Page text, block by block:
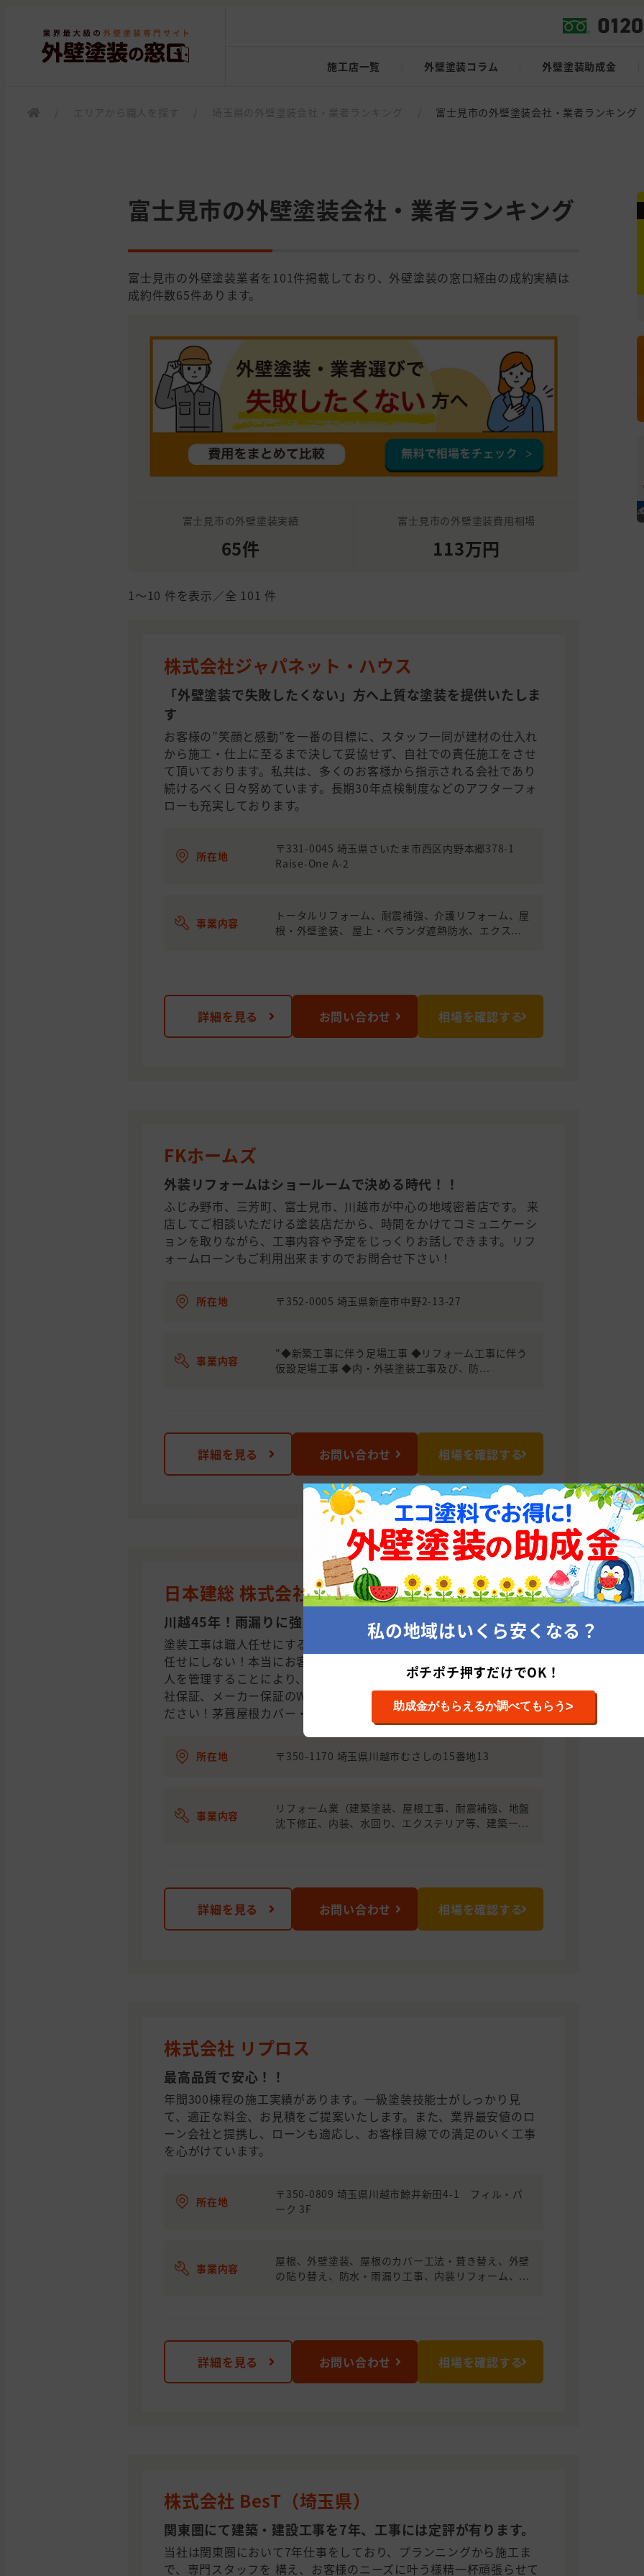
施工店一覧 外壁塗装コラム 外壁塗装助成金
富士見市の外壁塗装会社・業者ランキング
富士見市の外壁塗装会社・業者ランキング
富士見市の外壁塗装業者を101件掲載しており、外壁塗装の窓口経由の成約実績は
成約件数65件あります。
富士見市の外壁塗装実績
65件
富士見市の外壁塗装費用相場
113万円
1〜10 件を表示／全 101 件
株式会社ジャパネット・ハウス
「外壁塗装で失敗したくない」方へ上質な塗装を提供いたしま
す
お客様の”笑顔と感動”を一番の目標に、スタッフ一同が建材の仕入れ
から施工・仕上に至るまで決して妥協せず、自社での責任施工をさせ
て頂いております。私共は、多くのお客様から指示される会社であり
続けるべく日々努めています。長期30年点検制度などのアフターフォ
ローも充実しております。
所在地
〒331-0045 埼玉県さいたま市西区内野本郷378-1
Raise-One A-2
事業内容
トータルリフォーム、耐震補強、介護リフォーム、屋
根・外壁塗装、 屋上・ベランダ遮熱防水、エクス...
詳細を見る お問い合わせ 相場を確認する
FKホームズ
外装リフォームはショールームで決める時代！！
ふじみ野市、三芳町、富士見市、川越市が中心の地域密着店です。 来
店してご相談いただける塗装店だから、時間をかけてコミュニケーシ
ョンを取りながら、工事内容や予定をじっくりお話しできます。リフ
ォームローンもご利用出来ますのでお問合せ下さい！
所在地 〒352-0005 埼玉県新座市中野2-13-27
事業内容
"◆新築工事に伴う足場工事 ◆リフォーム工事に伴う
仮設足場工事 ◆内・外装塗装工事及び、防...
詳細を見る お問い合わせ 相場を確認する
日本建総 株式会社
川越45年！雨漏りに強く、職人任せににしない塗装専門店
塗装工事は職人任せにする業者ばかりで丸投げが多く、当社は、職人
任せにしない！本当にお客様が感動する喜ばれる工事をするには、職
人を管理することにより、メーカーからの保証付きです！当社では自
社保証、メーカー保証のW保証が可能で施工後の無料点検もお任せく
ださい！茅葺屋根カバー・神社屋根工事も大得意です！
所在地 〒350-1170 埼玉県川越市むさしの15番地13
事業内容
リフォーム業（建築塗装、屋根工事、耐震補強、地盤
沈下修正、内装、水回り、エクステリア等、建築一...
詳細を見る お問い合わせ 相場を確認する
株式会社 リプロス
最高品質で安心！！
年間300棟程の施工実績があります。一級塗装技能士がしっかり見
て、適正な料金、お見積をご提案いたします。また、業界最安値のロ
ーン会社と提携し、ローンも適応し、お客様目線での満足のいく工事
を心がけています。
所在地
〒350-0809 埼玉県川越市鯨井新田4-1 フィル・パ
ーク 3F
事業内容
屋根、外壁塗装、屋根のカバー工法・葺き替え、外壁
の貼り替え、防水・雨漏り工事、内装リフォーム、...
詳細を見る お問い合わせ 相場を確認する
株式会社 BesT（埼玉県）
関東圏にて建築・建設工事を7年、工事には定評が有ります。
当社は関東圏において7年仕事をしており、プランニングから施工ま
で、専門スタッフを 構え、お客様のニーズに叶う様精一杯頑張らせて
私の地域はいくら安くなる？
ポチポチ押すだけでOK！
助成金がもらえるか調べてもらう>